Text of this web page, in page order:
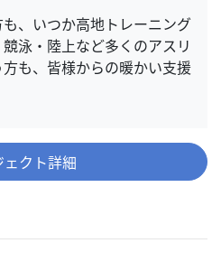
、いつか高地トレーニング
泳・陸上など多くのアスリ
も、皆様からの暖かい支援
ェクト詳細